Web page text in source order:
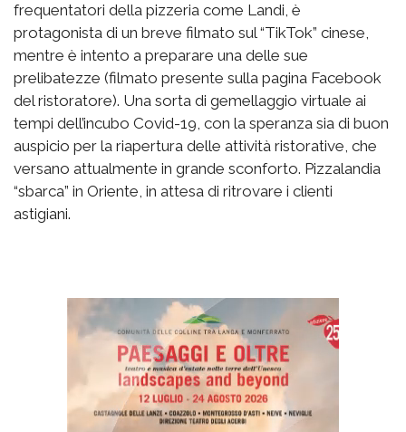
frequentatori della pizzeria come Landi, è
protagonista di un breve filmato sul “TikTok” cinese,
mentre è intento a preparare una delle sue
prelibatezze (filmato presente sulla pagina Facebook
del ristoratore). Una sorta di gemellaggio virtuale ai
tempi dell’incubo Covid-19, con la speranza sia di buon
auspicio per la riapertura delle attività ristorative, che
versano attualmente in grande sconforto. Pizzalandia
“sbarca” in Oriente, in attesa di ritrovare i clienti
astigiani.